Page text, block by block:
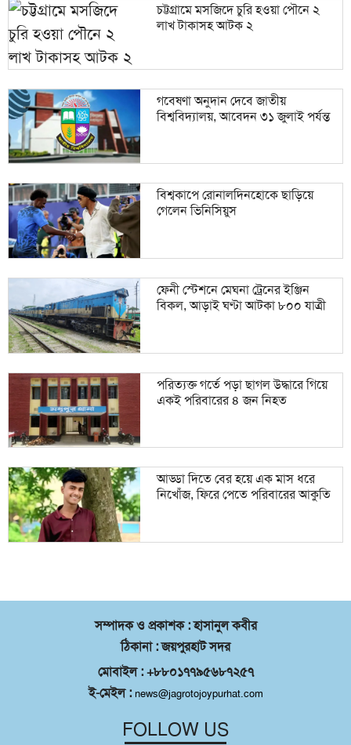
চট্টগ্রামে মসজিদে চুরি হওয়া পৌনে ২
লাখ টাকাসহ আটক ২
গবেষণা অনুদান দেবে জাতীয়
বিশ্ববিদ্যালয়, আবেদন ৩১ জুলাই পর্যন্ত
বিশ্বকাপে রোনালদিনহোকে ছাড়িয়ে
গেলেন ভিনিসিয়ুস
ফেনী স্টেশনে মেঘনা ট্রেনের ইঞ্জিন
বিকল, আড়াই ঘণ্টা আটকা ৮০০ যাত্রী
পরিত্যক্ত গর্তে পড়া ছাগল উদ্ধারে গিয়ে
একই পরিবারের ৪ জন নিহত
আড্ডা দিতে বের হয়ে এক মাস ধরে
নিখোঁজ, ফিরে পেতে পরিবারের আকুতি
সম্পাদক ও প্রকাশক : হাসানুল কবীর
ঠিকানা : জয়পুরহাট সদর
মোবাইল : +৮৮০১৭৭৯৫৬৮৭২৫৭
ই-মেইল : news@jagrotojoypurhat.com
FOLLOW US